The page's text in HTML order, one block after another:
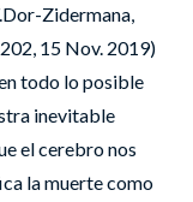
Zidermana,
15 Nov. 2019)
todo lo posible
inevitable
el cerebro nos
la muerte como